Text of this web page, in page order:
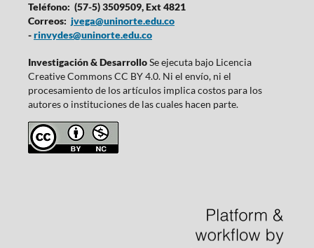
Teléfono: (57-5) 3509509, Ext 4821
Correos: jvega@uninorte.edu.co
-rinvydes@uninorte.edu.co
Investigación & DesarrolloSe ejecuta bajo Licencia
Creative Commons CC BY 4.0. Ni el envío, ni el
procesamiento de los artículos implica costos para los
autores o instituciones de las cuales hacen parte.